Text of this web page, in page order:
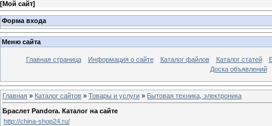
[Мой сайт]
Форма входа
Меню сайта
Главная страница Информация о сайте Каталог файлов Каталог статей
Доска объявлений
Главная » Каталог сайтов » Товары и услуги » Бытовая техника, электроника
Браслет Pandora. Каталог на сайте
http://china-shop24.ru/